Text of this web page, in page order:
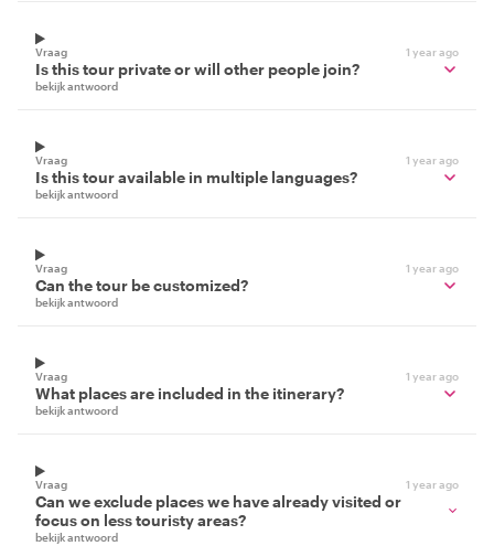
Vraag 1 year ago
Is this tour private or will other people join?
bekijk antwoord
Vraag 1 year ago
Is this tour available in multiple languages?
bekijk antwoord
Vraag 1 year ago
Can the tour be customized?
bekijk antwoord
Vraag 1 year ago
What places are included in the itinerary?
bekijk antwoord
Vraag 1 year ago
Can we exclude places we have already visited or
focus on less touristy areas?
bekijk antwoord